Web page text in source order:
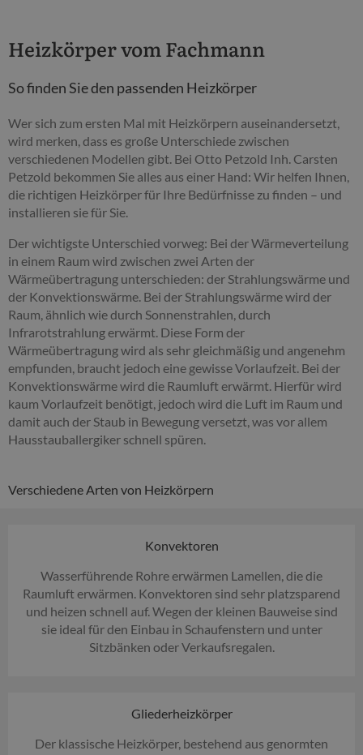
Heizkörper vom Fachmann
So finden Sie den passenden Heizkörper
Wer sich zum ersten Mal mit Heizkörpern auseinandersetzt,
wird merken, dass es große Unterschiede zwischen
verschiedenen Modellen gibt. Bei Otto Petzold Inh. Carsten
Petzold bekommen Sie alles aus einer Hand: Wir helfen Ihnen,
die richtigen Heizkörper für Ihre Bedürfnisse zu finden – und
installieren sie für Sie.
Der wichtigste Unterschied vorweg: Bei der Wärmeverteilung
in einem Raum wird zwischen zwei Arten der
Wärmeübertragung unterschieden: der Strahlungswärme und
der Konvektionswärme. Bei der Strahlungswärme wird der
Raum, ähnlich wie durch Sonnenstrahlen, durch
Infrarotstrahlung erwärmt. Diese Form der
Wärmeübertragung wird als sehr gleichmäßig und angenehm
empfunden, braucht jedoch eine gewisse Vorlaufzeit. Bei der
Konvektionswärme wird die Raumluft erwärmt. Hierfür wird
kaum Vorlaufzeit benötigt, jedoch wird die Luft im Raum und
damit auch der Staub in Bewegung versetzt, was vor allem
Hausstauballergiker schnell spüren.
Verschiedene Arten von Heizkörpern
Konvektoren
Wasserführende Rohre erwärmen Lamellen, die die
Raumluft erwärmen. Konvektoren sind sehr platzsparend
und heizen schnell auf. Wegen der kleinen Bauweise sind
sie ideal für den Einbau in Schaufenstern und unter
Sitzbänken oder Verkaufsregalen.
Gliederheizkörper
Der klassische Heizkörper, bestehend aus genormten